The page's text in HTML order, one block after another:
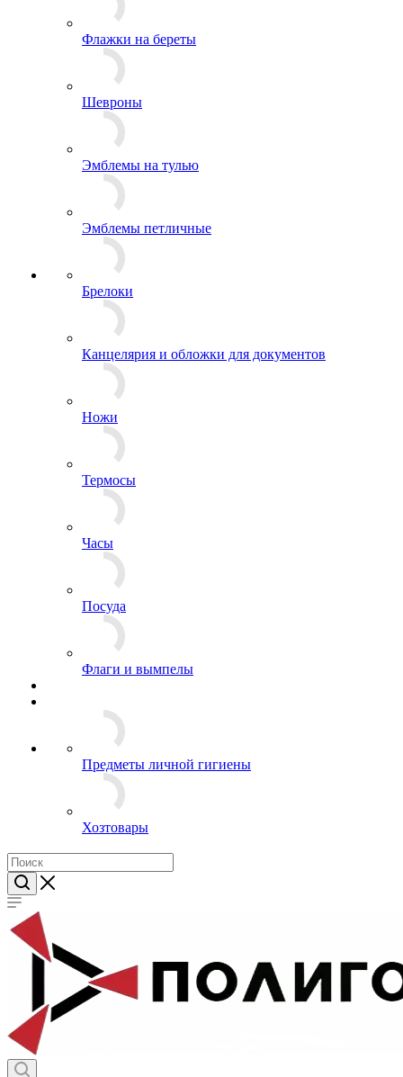
Погоны
Пуговицы
Флажки на береты
Шевроны
Эмблемы на тулью
Эмблемы петличные
Брелоки
Канцелярия и обложки для документов
Ножи
Термосы
Флаги и вымпелы
Предметы личной гигиены